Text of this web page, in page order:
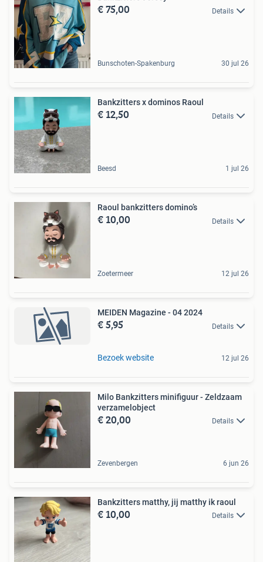
€ 75,00 Details
Bunschoten-Spakenburg 30 jul 26
Bankzitters x dominos Raoul
€ 12,50 Details
Beesd 1 jul 26
Raoul bankzitters domino’s
€ 10,00 Details
Zoetermeer 12 jul 26
MEIDEN Magazine - 04 2024
€ 5,95 Details
Bezoek website 12 jul 26
Milo Bankzitters minifiguur - Zeldzaam
verzamelobject
€ 20,00 Details
Zevenbergen 6 jun 26
Bankzitters matthy, jij matthy ik raoul
€ 10,00 Details